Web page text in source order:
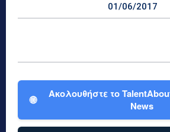
01/06/2017
🌐
Ακολουθήστε το
News